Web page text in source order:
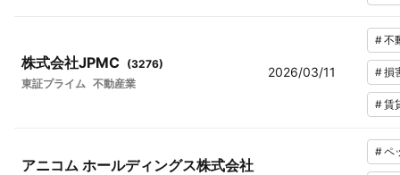
株式会社JPMC (3276)
東証プライム 不動産業
2026/03/11
#不
#損
#賃
アニコム ホールディングス株式会社
#ペ